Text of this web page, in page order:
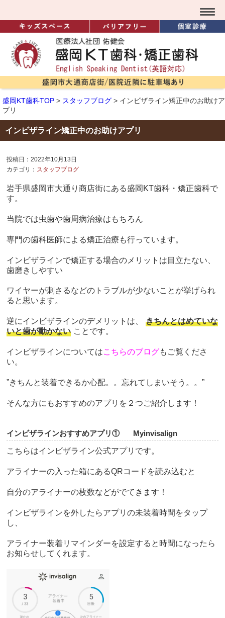
盛岡KT歯科TOP > スタッフブログ > インビザライン矯正中のお助けア
プリ
インビザライン矯正中のお助けアプリ
投稿日：2022年10月13日
カテゴリ： スタッフブログ
岩手県盛岡市大通り商店街にある盛岡KT歯科・矯正歯科で
す。​
当院では虫歯や歯周病治療はもちろん
専門の歯科医師による矯正治療も行っています。
インビザラインで矯正する場合のメリットは目立たない、
歯磨きしやすい
ワイヤーが刺さるなどのトラブルが少ないことが挙げられ
ると思います。
逆にインビザラインのデメリットは、
きちんとはめていな
いと歯が動かない ことです。
インビザラインについてはこちらのブログもご覧くださ
い。
”きちんと装着できるか心配。。忘れてしまいそう。。”
そんな方にもおすすめのアプリを２つご紹介します！
インビザラインおすすめアプリ① Myinvisalign
こちらはインビザライン公式アプリです。
アライナーの入った箱にあるQRコードを読み込むと
自分のアライナーの枚数などがでてきます！
インビザラインを外したらアプリの未装着時間をタップ
し、
アライナー装着リマインダーを設定すると時間になったら
お知らせしてくれます。